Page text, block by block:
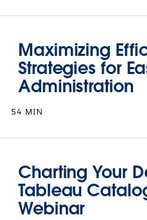
Maximizing
Strategies for
Administration
54 MIN
Charting Your
Tableau
Webinar